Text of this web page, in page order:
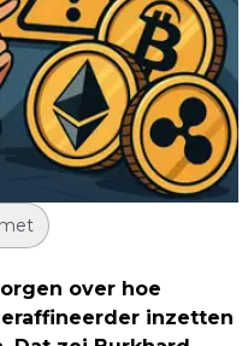
over hoe
inzetten